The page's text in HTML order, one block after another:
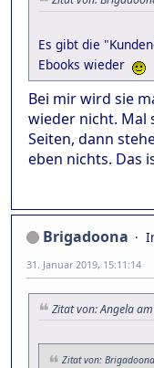
Es gibt die
Ebooks wieder
Bei mir wird sie
wieder nicht. Mal
Seiten, dann
eben nichts. Das
Brigadoona
31. Januar 2019, 15:11:14
Zitat von: Angela
Zitat von: